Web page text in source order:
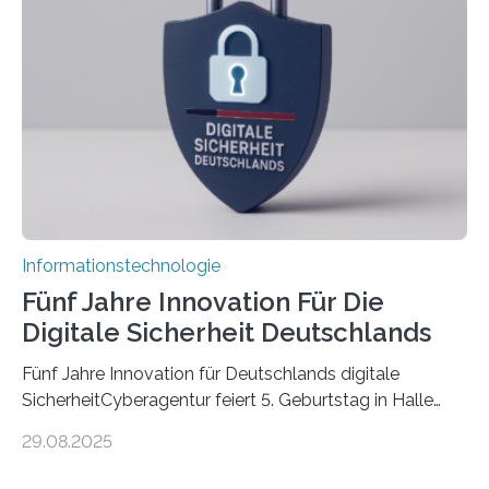
Promovierende im Rahmen von CAVECORE mit
kognitiven Robotern beschäftigen – also mit Robotern,
die mittels Sensoren ihre Umgebung erfassen,
Informationen verarbeiten und häufig auch mit…
Informationstechnologie
Fünf Jahre Innovation Für Die
Digitale Sicherheit Deutschlands
Fünf Jahre Innovation für Deutschlands digitale
SicherheitCyberagentur feiert 5. Geburtstag in Halle
ErfolgeDie Agentur für Innovation in der
29.08.2025